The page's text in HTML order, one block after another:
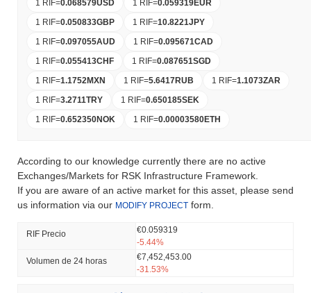
1 RIF=0.068579USD 1 RIF=0.059319EUR
1 RIF=0.050833GBP 1 RIF=10.8221JPY
1 RIF=0.097055AUD 1 RIF=0.095671CAD
1 RIF=0.055413CHF 1 RIF=0.087651SGD
1 RIF=1.1752MXN 1 RIF=5.6417RUB 1 RIF=1.1073ZAR
1 RIF=3.2711TRY 1 RIF=0.650185SEK
1 RIF=0.652350NOK 1 RIF=0.00003580ETH
According to our knowledge currently there are no active
Exchanges/Markets for RSK Infrastructure Framework.
If you are aware of an active market for this asset, please send
us information via our MODIFY PROJECT form.
RIF Precio
€0.059319
-5.44%
Volumen de 24 horas
€7,452,453.00
-31.53%